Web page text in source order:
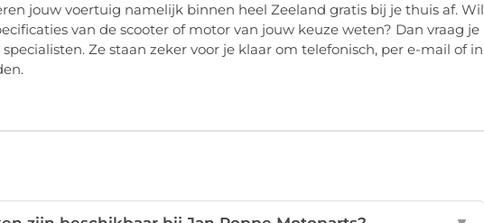
jouw voertuig namelijk binnen heel Zeeland gratis bij je thuis af. Wil
van de scooter of motor van jouw keuze weten? Dan vraag je
Ze staan zeker voor je klaar om telefonisch, per e-mail of in